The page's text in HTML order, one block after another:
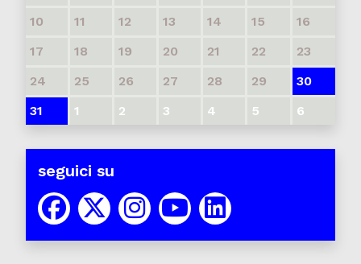
10
11 12 13 14 15
16
17
18 19 20 21 22
23
24
25 26 27 28 29
30
31
1 2 3 4 5 6
seguici su